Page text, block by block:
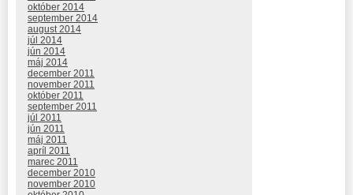
október 2014
september 2014
august 2014
júl 2014
jún 2014
máj 2014
december 2011
november 2011
október 2011
september 2011
júl 2011
jún 2011
máj 2011
apríl 2011
marec 2011
december 2010
november 2010